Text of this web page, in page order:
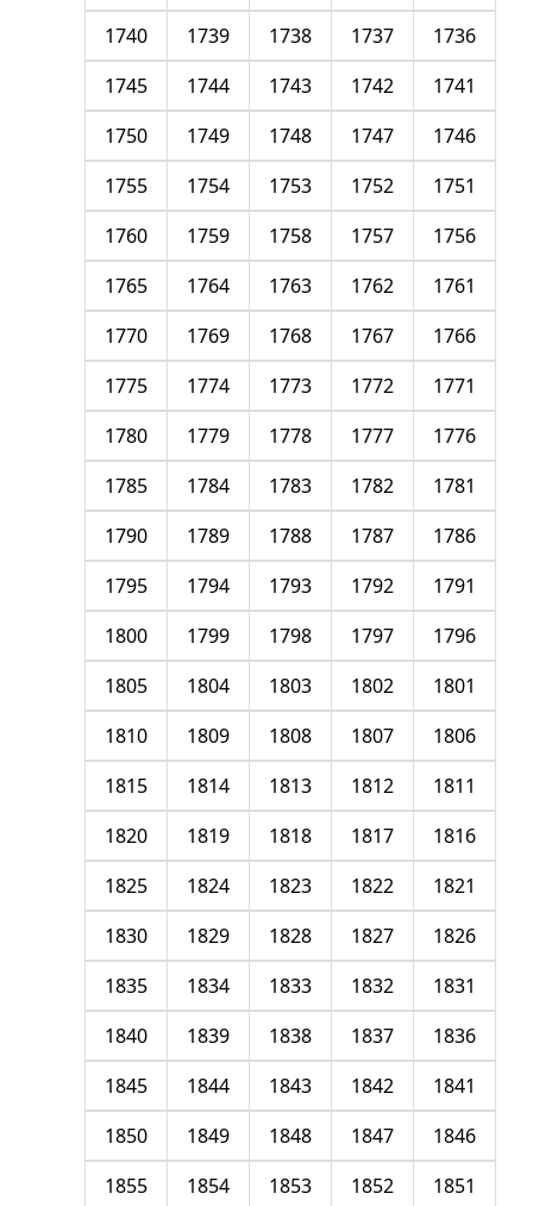
1736
1737
1738
1739
1740
1741
1742
1743
1744
1745
1746
1747
1748
1749
1750
1751
1752
1753
1754
1755
1756
1757
1758
1759
1760
1761
1762
1763
1764
1765
1766
1767
1768
1769
1770
1771
1772
1773
1774
1775
1776
1777
1778
1779
1780
1781
1782
1783
1784
1785
1786
1787
1788
1789
1790
1791
1792
1793
1794
1795
1796
1797
1798
1799
1800
1801
1802
1803
1804
1805
1806
1807
1808
1809
1810
1811
1812
1813
1814
1815
1816
1817
1818
1819
1820
1821
1822
1823
1824
1825
1826
1827
1828
1829
1830
1831
1832
1833
1834
1835
1836
1837
1838
1839
1840
1841
1842
1843
1844
1845
1846
1847
1848
1849
1850
1851
1852
1853
1854
1855